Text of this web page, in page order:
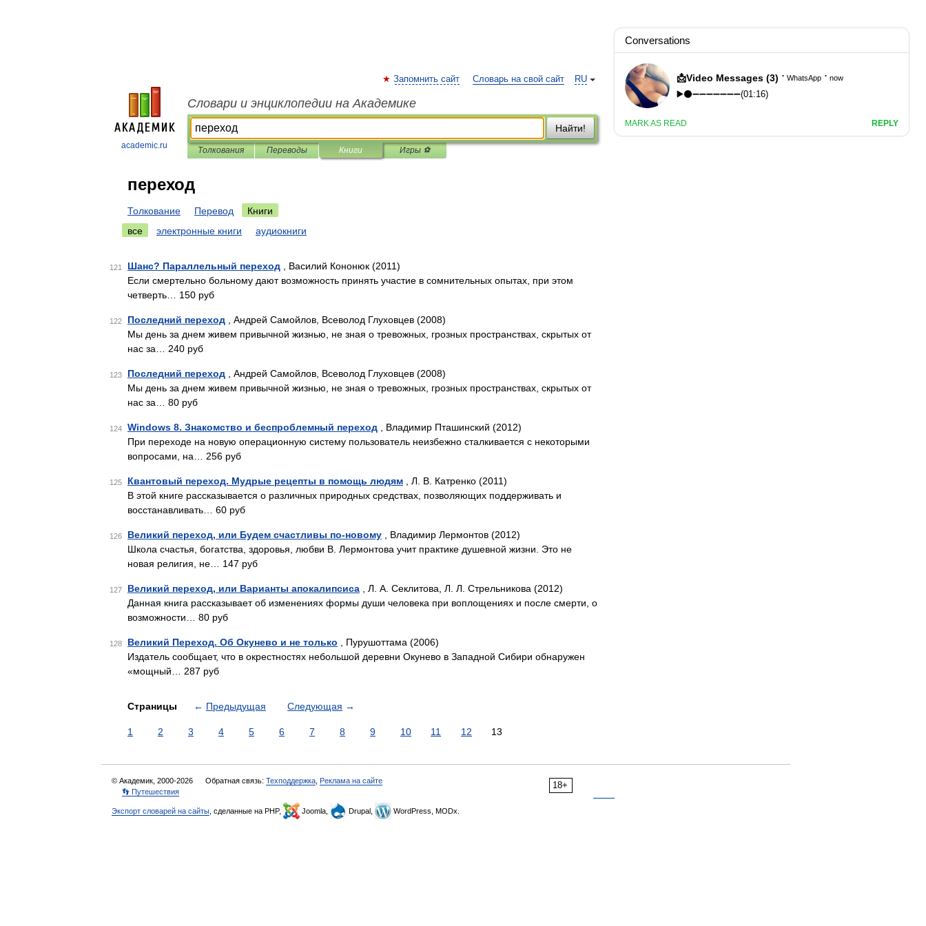
academic.ru
RU
Запомнить сайт Словарь на свой сайт
Словари и энциклопедии на Академике
Найти!
Толкования Переводы Книги Игры ⚽
переход
Толкование Перевод
Книги
все
электронные книги аудиокниги
121 Шанс? Параллельный переход , Василий Кононюк (2011)
Если смертельно больному дают возможность принять участие в сомнительных опытах, при этом
четверть… 150 руб
122 Последний переход , Андрей Самойлов, Всеволод Глуховцев (2008)
Мы день за днем живем привычной жизнью, не зная о тревожных, грозных пространствах, скрытых от
нас за… 240 руб
123 Последний переход , Андрей Самойлов, Всеволод Глуховцев (2008)
Мы день за днем живем привычной жизнью, не зная о тревожных, грозных пространствах, скрытых от
нас за… 80 руб
124 Windows 8. Знакомство и беспроблемный переход , Владимир Пташинский (2012)
При переходе на новую операционную систему пользователь неизбежно сталкивается с некоторыми
вопросами, на… 256 руб
125 Квантовый переход. Мудрые рецепты в помощь людям , Л. В. Катренко (2011)
В этой книге рассказывается о различных природных средствах, позволяющих поддерживать и
восстанавливать… 60 руб
126 Великий переход, или Будем счастливы по-новому , Владимир Лермонтов (2012)
Школа счастья, богатства, здоровья, любви В. Лермонтова учит практике душевной жизни. Это не
новая религия, не… 147 руб
127 Великий переход, или Варианты апокалипсиса , Л. А. Секлитова, Л. Л. Стрельникова (2012)
Данная книга рассказывает об изменениях формы души человека при воплощениях и после смерти, о
возможности… 80 руб
128 Великий Переход. Об Окунево и не только , Пурушоттама (2006)
Издатель сообщает, что в окрестностях небольшой деревни Окунево в Западной Сибири обнаружен
«мощный… 287 руб
Страницы ← Предыдущая Следующая →
1 2 3 4 5 6 7 8 9 10 11 12 13
18+
© Академик, 2000-2026 Обратная связь: Техподдержка Реклама на сайте
👣 Путешествия
Экспорт словарей на сайты , сделанные на PHP, Joomla, Drupal, WordPress, MODx.